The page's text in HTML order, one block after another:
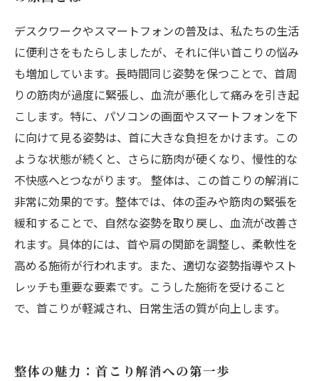
デスクワークやスマートフォンの普及は、私たちの生活
に便利さをもたらしましたが、それに伴い首こりの悩み
も増加しています。長時間同じ姿勢を保つことで、首周
りの筋肉が過度に緊張し、血流が悪化して痛みを引き起
こします。特に、パソコンの画面やスマートフォンを下
に向けて見る姿勢は、首に大きな負担をかけます。この
ような状態が続くと、さらに筋肉が硬くなり、慢性的な
不快感へとつながります。 整体は、この首こりの解消に
非常に効果的です。整体では、体の歪みや筋肉の緊張を
緩和することで、自然な姿勢を取り戻し、血流が改善さ
れます。具体的には、首や肩の関節を調整し、柔軟性を
高める施術が行われます。また、適切な姿勢指導やスト
レッチも重要な要素です。こうした施術を受けること
で、首こりが軽減され、日常生活の質が向上します。
整体の魅力：首こり解消への第一歩